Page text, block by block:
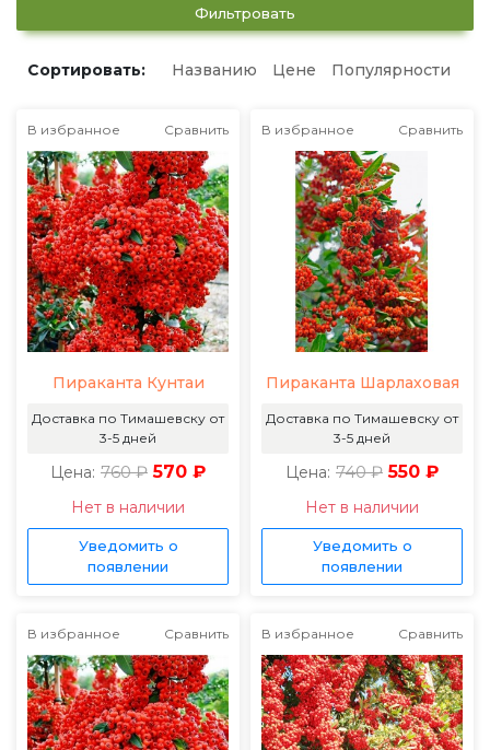
Фильтровать
Сортировать: Названию Цене Популярности
В избранное Сравнить
Пираканта Кунтаи
Доставка по Тимашевску от
3-5 дней
Цена: 760 ₽ 570 ₽
Нет в наличии
Уведомить о
появлении
В избранное Сравнить
Пираканта Шарлаховая
Доставка по Тимашевску от
3-5 дней
Цена: 740 ₽ 550 ₽
Нет в наличии
Уведомить о
появлении
В избранное Сравнить В избранное Сравнить